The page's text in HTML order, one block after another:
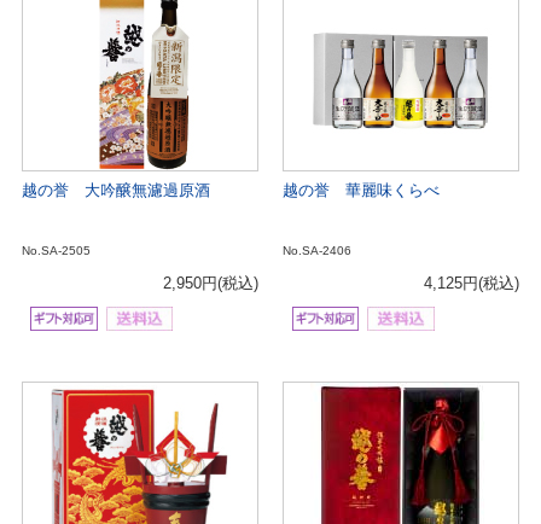
越の誉 大吟醸無濾過原酒
No.SA-2505
2,950円(税込)
越の誉 華麗味くらべ
No.SA-2406
4,125円(税込)